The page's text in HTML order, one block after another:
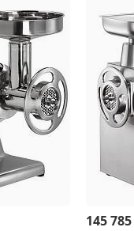
145 785